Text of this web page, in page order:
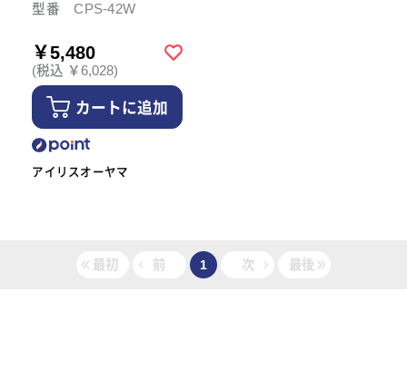
型番 CPS-42W
￥5,480
(税込 ￥6,028)
カートに追加
アイリスオーヤマ
最初 前 1 次 最後